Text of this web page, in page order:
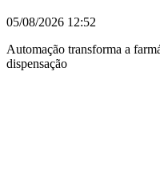
05/08/2026 12:52
Automação transforma a
dispensação